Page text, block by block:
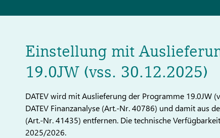
Einstellung mit
19.0JW (vss. 30.12.2025)
DATEV wird mit Auslieferung der Programme 19.0JW
DATEV Finanzanalyse (Art.-Nr. 40786) und damit aus
(Art.-Nr. 41435) entfernen. Die technische
2025/2026.